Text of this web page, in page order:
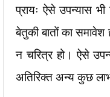
प्रायः ऐसे उपन्यास
बेतुकी बातों का
न चरित्र हो। ऐसे
अतिरिक्त अन्य कुछ